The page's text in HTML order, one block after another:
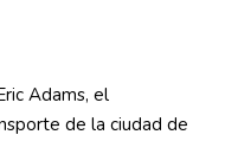
Adams, el
de la ciudad de